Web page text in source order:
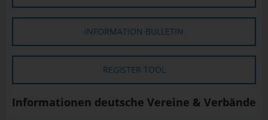
INFORMATION BULLETIN
REGISTER TOOL
Informationen deutsche Vereine & Verbände